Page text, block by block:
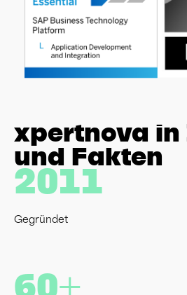
xpertnova in
und Fakten
2011
Gegründet
60+